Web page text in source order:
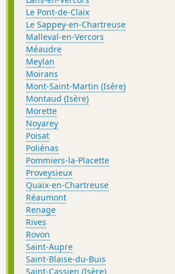
Le Pont-de-Claix
Le Sappey-en-Chartreuse
Malleval-en-Vercors
Méaudre
Meylan
Moirans
Mont-Saint-Martin (Isère)
Montaud (Isère)
Morette
Noyarey
Poisat
Poliénas
Pommiers-la-Placette
Proveysieux
Quaix-en-Chartreuse
Réaumont
Renage
Rives
Rovon
Saint-Aupre
Saint-Blaise-du-Buis
Saint-Cassien (Isère)